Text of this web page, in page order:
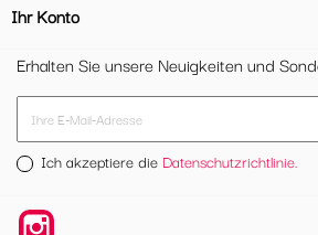
Ihr Konto
Erhalten Sie unsere Neuigkeiten und
Ich akzeptiere die Datenschutzrichtlinie.